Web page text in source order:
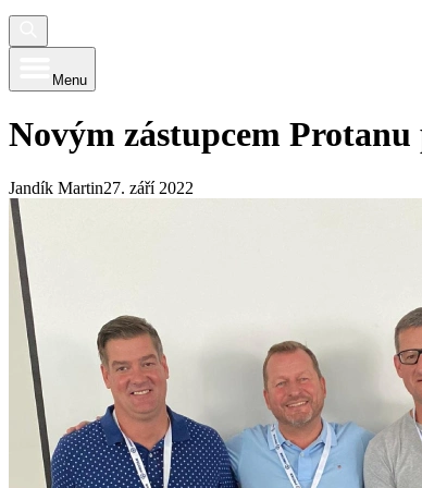
Menu
Novým zástupcem
Jandík Martin27. září 2022